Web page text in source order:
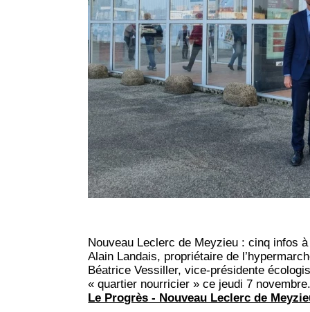
Nouveau Leclerc de Meyzieu : cinq infos
Alain Landais, propriétaire de
Béatrice Vessiller, vice-présidente
« quartier nourricier » ce jeudi 7
Le Progrès - Nouveau Leclerc de